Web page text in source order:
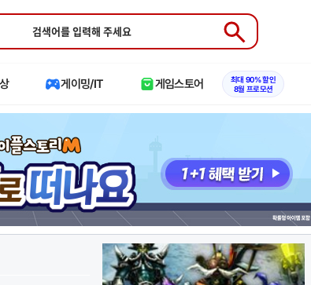
Submit
게이밍/IT 게임스토어
최대 90% 할인
8월 프로모션
게
임
로